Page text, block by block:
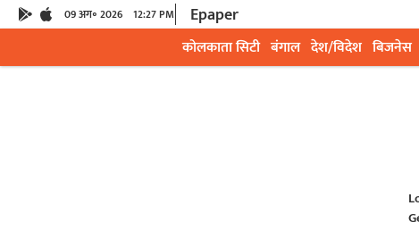
09 अग॰ 2026 12:27 PM Epaper
कोलकाता सिटी बंगाल देश/विदेश बिजनेस